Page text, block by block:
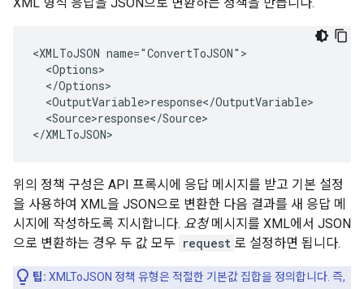
<XMLToJSON name="ConvertToJSON">
  <Options>
  </Options>
  <OutputVariable>response</OutputVariable>
  <Source>response</Source>
</XMLToJSON>
위의 정책 구성은 API 프록시에 응답 메시지를 받고 기본 설정
을 사용하여 XML을 JSON으로 변환한 다음 결과를 새 응답 메
시지에 작성하도록 지시합니다. 요청메시지를 XML에서 JSON
으로 변환하는 경우 두 값 모두 request 로 설정하면 됩니다.
팁: XMLToJSON 정책 유형은 적절한 기본값 집합을 정의합니다. 즉,